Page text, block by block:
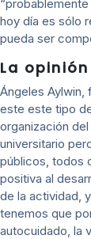
hoy día es sólo
pueda ser
La
Ángeles Aylwin,
este este tipo
organización
universitario
públicos, todos
positiva al
de la actividad,
tenemos que
autocuidado, la